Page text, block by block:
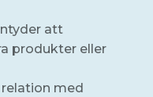
att
produkter eller
med